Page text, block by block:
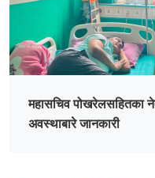
महासचिव पोखरेलसहितका
अवस्थाबारे जानकारी